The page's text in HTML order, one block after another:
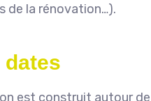
de la rénovation…).
dates
est construit autour de